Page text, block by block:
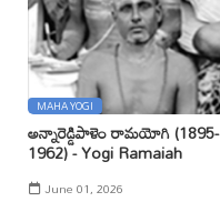
MAHA YOGI
అన్నారెడ్డిపాళెం రామయోగి (1895-
1962) - Yogi Ramaiah
June 01, 2026